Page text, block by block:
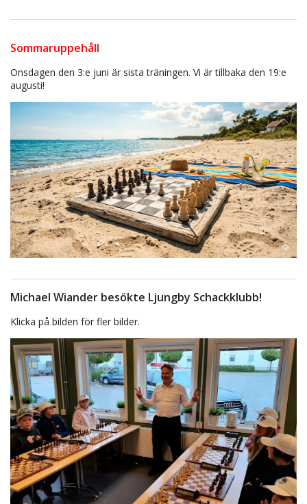
Sommaruppehåll
Onsdagen den 3:e juni är sista träningen. Vi är tillbaka den 19:e
augusti!
Michael Wiander besökte Ljungby Schackklubb!
Klicka på bilden för fler bilder.